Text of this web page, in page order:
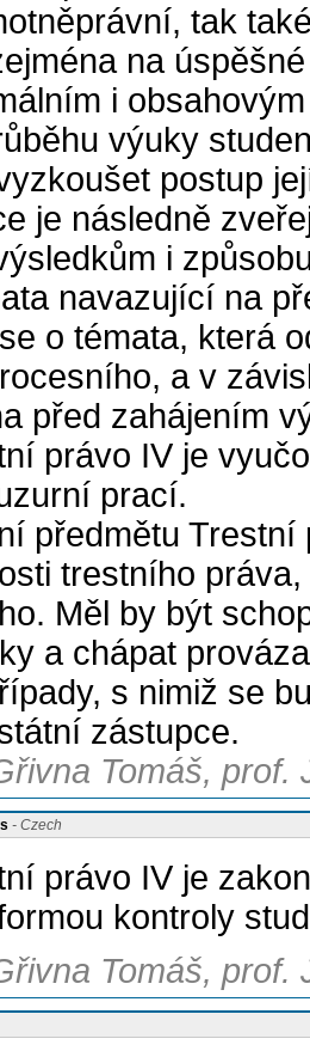
tak
na
i
výuky
postup
je následně
i
navazující na
o témata, která
a v
před zahájením
právo IV je
prací.
předmětu
trestního
Měl by být
a chápat
s nimiž se
zástupce.
Tomáš,
- Czech
právo IV je
kontroly
Tomáš,